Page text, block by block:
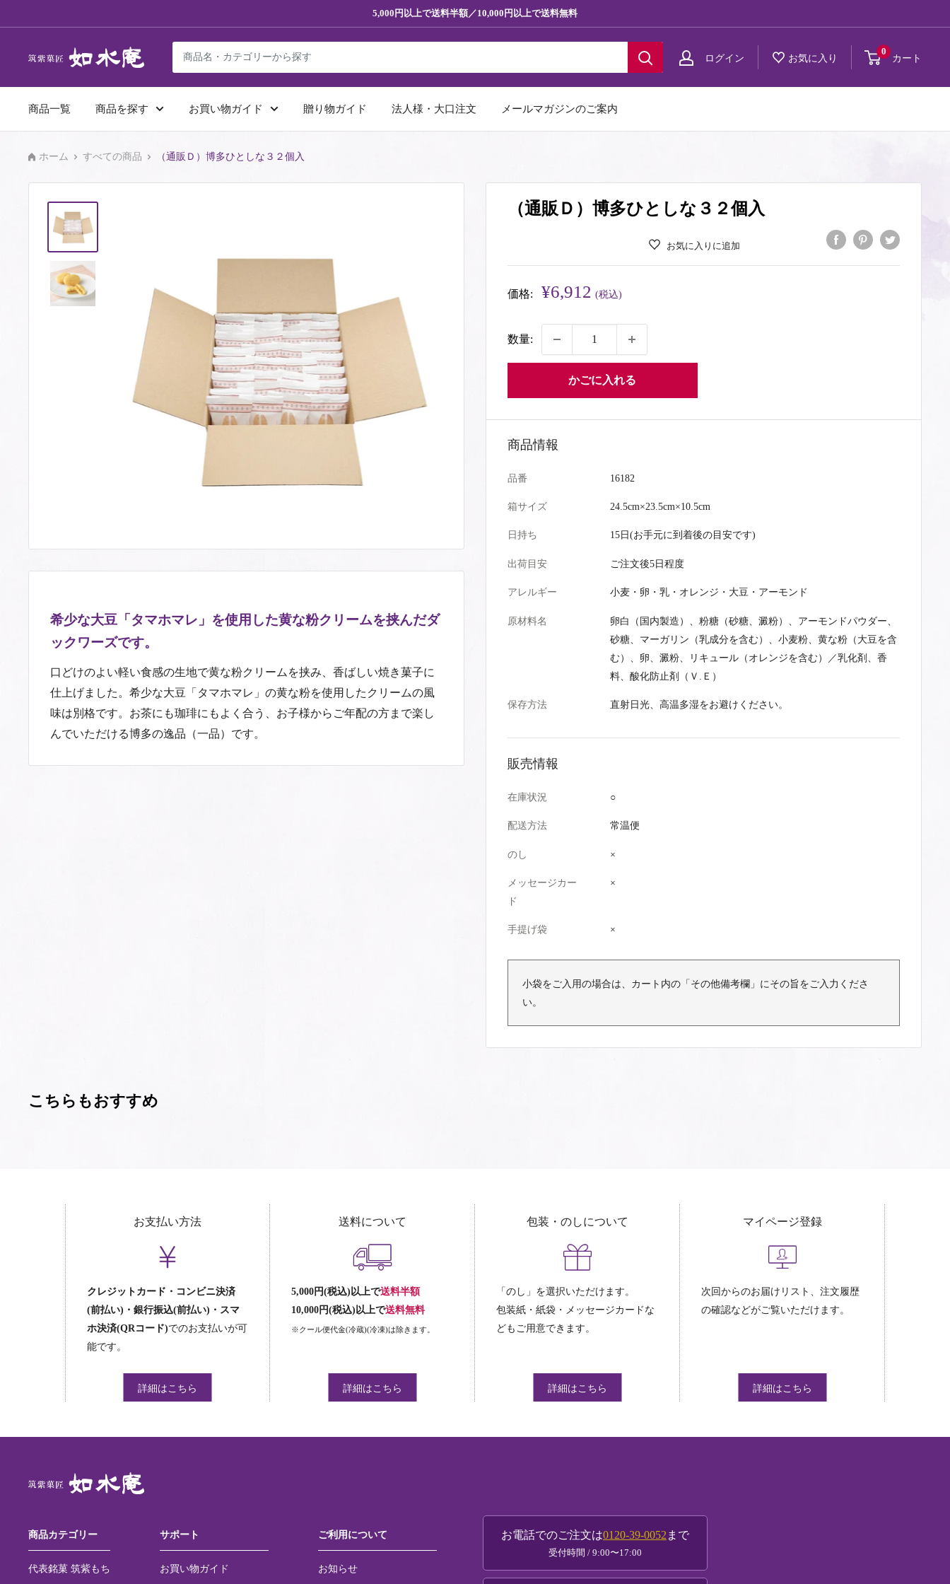
ン
ス
5,000円以上で送料半額／10,000円以上で送料無料
ログイン お気に入り
0
カート
商品一覧 商品を探す お買い物ガイド 贈り物ガイド 法人様・大口注文 メールマガジンのご案内
ホーム すべての商品 （通販Ｄ）博多ひとしな３２個入
（通販Ｄ）博多ひとしな３２個入
お気に入りに追加
価格:
販
価
格
¥6,912 (税込)
数量:
かごに入れる
商品情報
品番 16182
箱サイズ 24.5cm×23.5cm×10.5cm
日持ち 15日(お手元に到着後の目安です)
出荷目安 ご注文後5日程度
アレルギー 小麦・卵・乳・オレンジ・大豆・アーモンド
原材料名
卵白（国内製造）、粉糖（砂糖、澱粉）、アーモンドパウダー、
砂糖、マーガリン（乳成分を含む）、小麦粉、黄な粉（大豆を含
む）、卵、澱粉、リキュール（オレンジを含む）／乳化剤、香
料、酸化防止剤（Ｖ.Ｅ）
保存方法 直射日光、高温多湿をお避けください。
販売情報
在庫状況 ○
配送方法 常温便
のし ×
メッセージカー
ド
×
手提げ袋 ×
小袋をご入用の場合は、カート内の「その他備考欄」にその旨をご入力くださ
い。
希少な大豆「タマホマレ」を使用した黄な粉クリームを挟んだダ
ックワーズです。
口どけのよい軽い食感の生地で黄な粉クリームを挟み、香ばしい焼き菓子に
仕上げました。希少な大豆「タマホマレ」の黄な粉を使用したクリームの風
味は別格です。お茶にも珈琲にもよく合う、お子様からご年配の方まで楽し
んでいただける博多の逸品（一品）です。
こちらもおすすめ
お支払い方法
クレジットカード・コンビニ決済
(前払い)・銀行振込(前払い)・スマ
ホ決済(QRコード)でのお支払いが可
能です。
詳細はこちら
送料について
5,000円(税込)以上で送料半額
10,000円(税込)以上で送料無料
※クール便代金(冷蔵)(冷凍)は除きます。
詳細はこちら
包装・のしについて
「のし」を選択いただけます。
包装紙・紙袋・メッセージカードな
どもご用意できます。
詳細はこちら
マイページ登録
次回からのお届けリスト、注文履歴
の確認などがご覧いただけます。
詳細はこちら
商品カテゴリー
代表銘菓 筑紫もち
サポート
お買い物ガイド
ご利用について
お知らせ
お電話でのご注文は0120-39-0052 まで
受付時間 / 9:00〜17:00